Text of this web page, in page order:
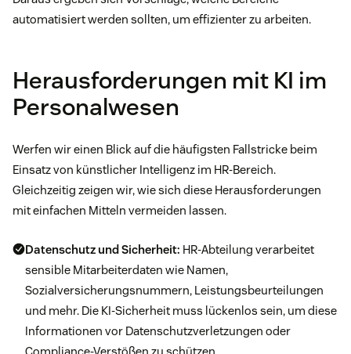
automatisiert werden sollten, um effizienter zu arbeiten.
Herausforderungen mit KI im
Personalwesen
Werfen wir einen Blick auf die häufigsten Fallstricke beim
Einsatz von künstlicher Intelligenz im HR-Bereich.
Gleichzeitig zeigen wir, wie sich diese Herausforderungen
mit einfachen Mitteln vermeiden lassen.
Datenschutz und Sicherheit: HR-Abteilung verarbeitet
sensible Mitarbeiterdaten wie Namen,
Sozialversicherungsnummern, Leistungsbeurteilungen
und mehr. Die KI-Sicherheit muss lückenlos sein, um diese
Informationen vor Datenschutzverletzungen oder